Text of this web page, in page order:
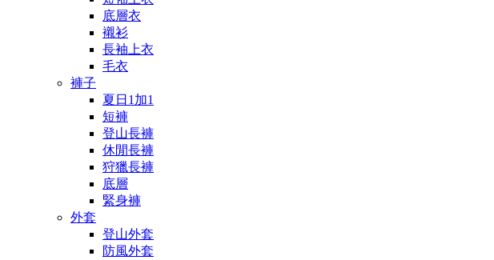
底層衣
襯衫
長袖上衣
毛衣
褲子
夏日1加1
短褲
登山長褲
休閒長褲
狩獵長褲
底層
緊身褲
外套
登山外套
防風外套